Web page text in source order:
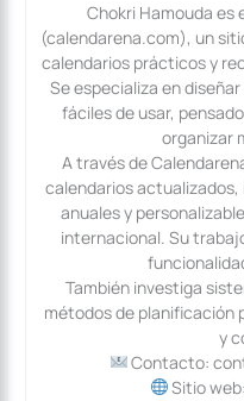
Chokri Hamouda es
(calendarena.com), un
calendarios prácticos y
Se especializa en
fáciles de usar,
organizar
A través de
calendarios
anuales y
internacional. Su
También investiga
métodos de planificación
y
Contacto:
Sitio